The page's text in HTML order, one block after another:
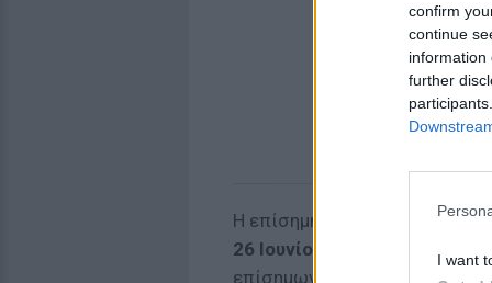
confirm
continue
information
further
I want
Η επίσημη παρουσίαση της
26 Ιουνίου 2025
στο
επίσημων καλεσμένων, σε